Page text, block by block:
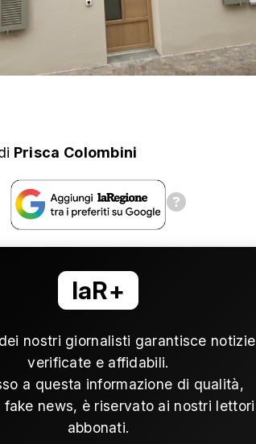
Prisca Colombini
laR+
nostri giornalisti garantisce notizie
verificate e affidabili.
a questa informazione di qualità,
fake news, è riservato ai nostri lettori
abbonati.